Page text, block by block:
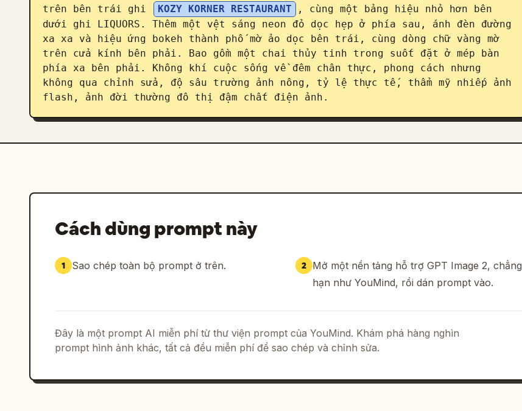
trên bên trái ghi
KOZY KORNER RESTAURANT
, cùng một bảng hiệu nhỏ hơn bên
dưới ghi LIQUORS. Thêm một vệt sáng neon đỏ dọc hẹp ở phía sau, ánh đèn đường
xa xa và hiệu ứng bokeh thành phố mờ ảo dọc bên trái, cùng dòng chữ vàng mờ
trên cửa kính bên phải. Bao gồm một chai thủy tinh trong suốt đặt ở mép bàn
phía xa bên phải. Không khí cuộc sống về đêm chân thực, phong cách nhưng
không qua chỉnh sửa, độ sâu trường ảnh nông, tỷ lệ thực tế, thẩm mỹ nhiếp ảnh
flash, ảnh đời thường đô thị đậm chất điện ảnh.
Cách dùng prompt này
1 Sao chép toàn bộ prompt ở trên. 2 Mở một nền tảng hỗ trợ GPT Image 2, chẳng
hạn như YouMind, rồi dán prompt vào.
Đây là một prompt AI miễn phí từ thư viện prompt của YouMind. Khám phá hàng nghìn
prompt hình ảnh khác, tất cả đều miễn phí để sao chép và chỉnh sửa.